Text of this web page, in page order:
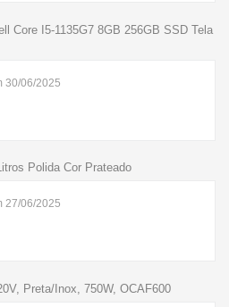
Core I5-1135G7 8GB 256GB SSD Tela
30/06/2025
Polida Cor Prateado
27/06/2025
Preta/Inox, 750W, OCAF600